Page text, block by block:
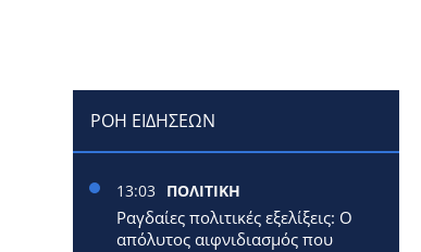
ΡΟΗ ΕΙΔΗΣΕΩΝ
13:03 ΠΟΛΙΤΙΚΗ
Ραγδαίες πολιτικές εξελίξεις: Ο
απόλυτος αιφνιδιασμός που